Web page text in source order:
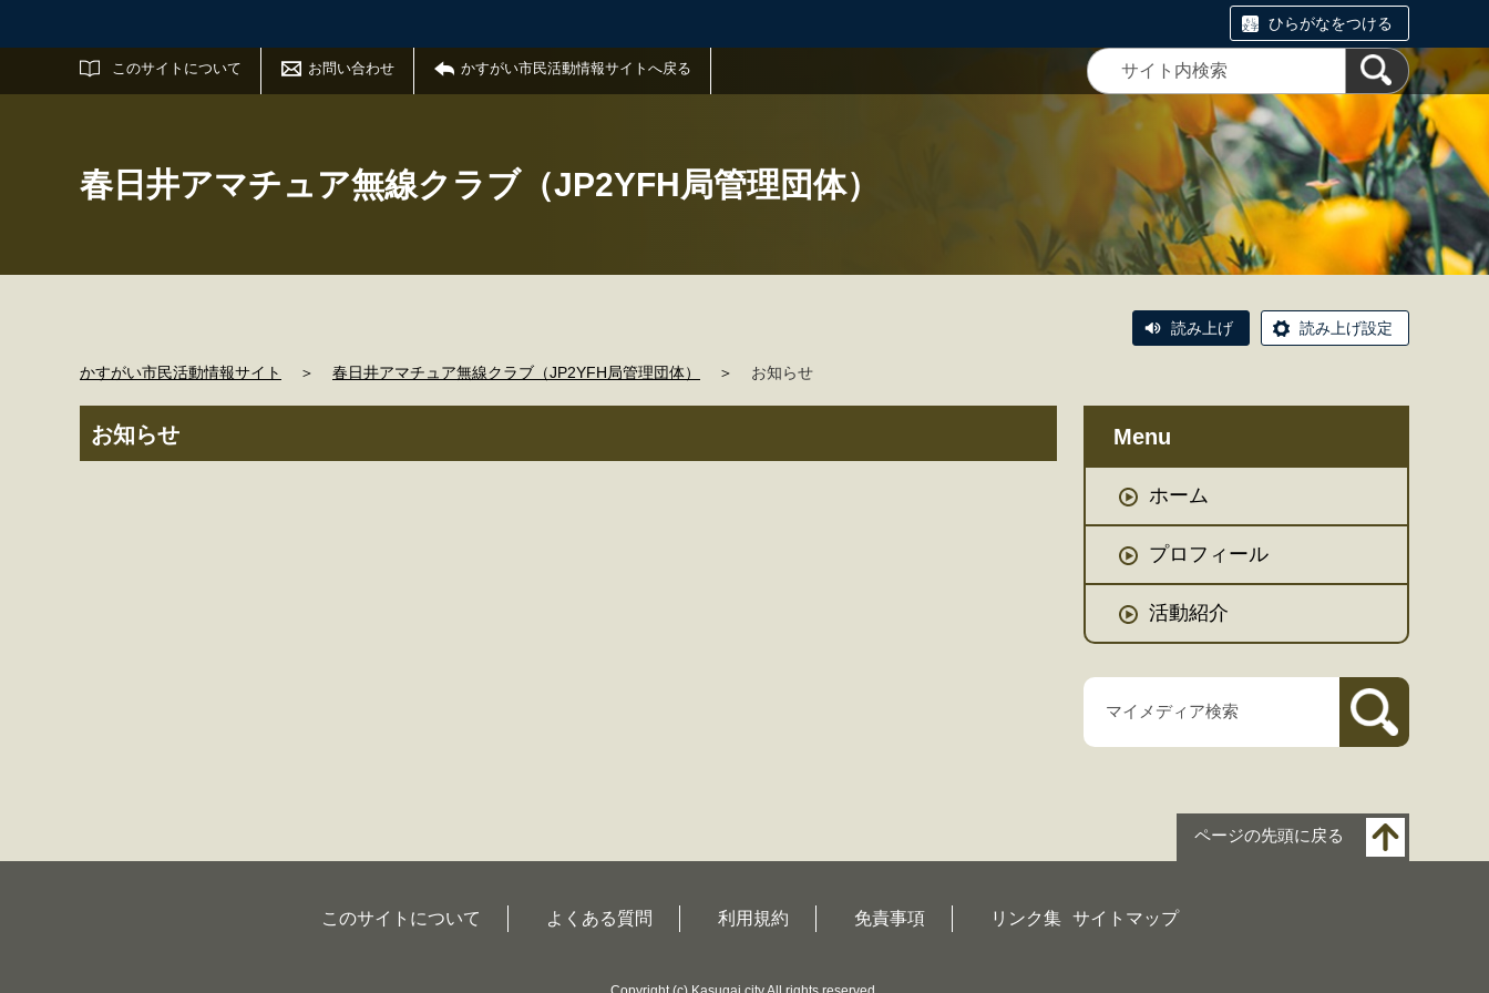
ひらがなをつける
このサイトについて お問い合わせ かすがい市民活動情報サイトへ戻る
サイト内検索
春日井アマチュア無線クラブ（JP2YFH局管理団体）
読み上げ 読み上げ設定
かすがい市民活動情報サイト ＞ 春日井アマチュア無線クラブ（JP2YFH局管理団体） ＞ お知らせ
お知らせ Menu
ホーム
プロフィール
活動紹介
ページの先頭に戻る
このサイトについて よくある質問 利用規約 免責事項 リンク集 サイトマップ